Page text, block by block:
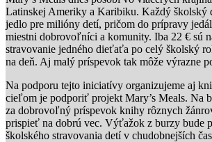
Latinskej Ameriky a Karibiku. Každý školský
jedlo pre milióny detí, pričom do prípravy jedál
miestni dobrovoľníci a komunity. Iba 22 € sú
stravovanie jedného dieťaťa po celý školský
na deň. Aj malý príspevok tak môže výrazne
Na podporu tejto iniciatívy organizujeme aj
cieľom je podporiť projekt Mary’s Meals. Na
za dobrovoľný príspevok knihy rôznych
prispieť na dobrú vec. Výťažok z burzy bude
školského stravovania detí v chudobnejších